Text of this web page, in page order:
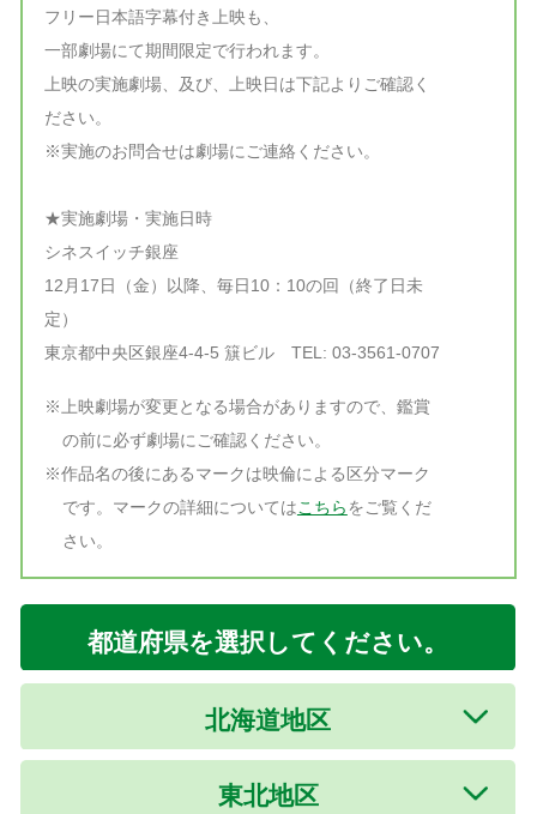
フリー日本語字幕付き上映も、
一部劇場にて期間限定で行われます。
上映の実施劇場、及び、上映日は下記よりご確認く
ださい。
※実施のお問合せは劇場にご連絡ください。
★実施劇場・実施日時
シネスイッチ銀座
12月17日（金）以降、毎日10：10の回（終了日未
定）
東京都中央区銀座4-4-5 簱ビル TEL: 03-3561-0707
※上映劇場が変更となる場合がありますので、鑑賞
の前に必ず劇場にご確認ください。
※作品名の後にあるマークは映倫による区分マーク
です。マークの詳細についてはこちらをご覧くだ
さい。
都道府県を選択してください。
北海道地区
東北地区